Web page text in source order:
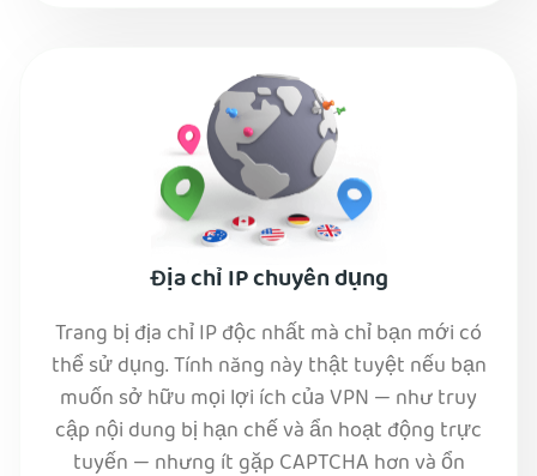
Địa chỉ IP chuyên dụng
Trang bị địa chỉ IP độc nhất mà chỉ bạn mới có
thể sử dụng. Tính năng này thật tuyệt nếu bạn
muốn sở hữu mọi lợi ích của VPN — như truy
cập nội dung bị hạn chế và ẩn hoạt động trực
tuyến — nhưng ít gặp CAPTCHA hơn và ổn